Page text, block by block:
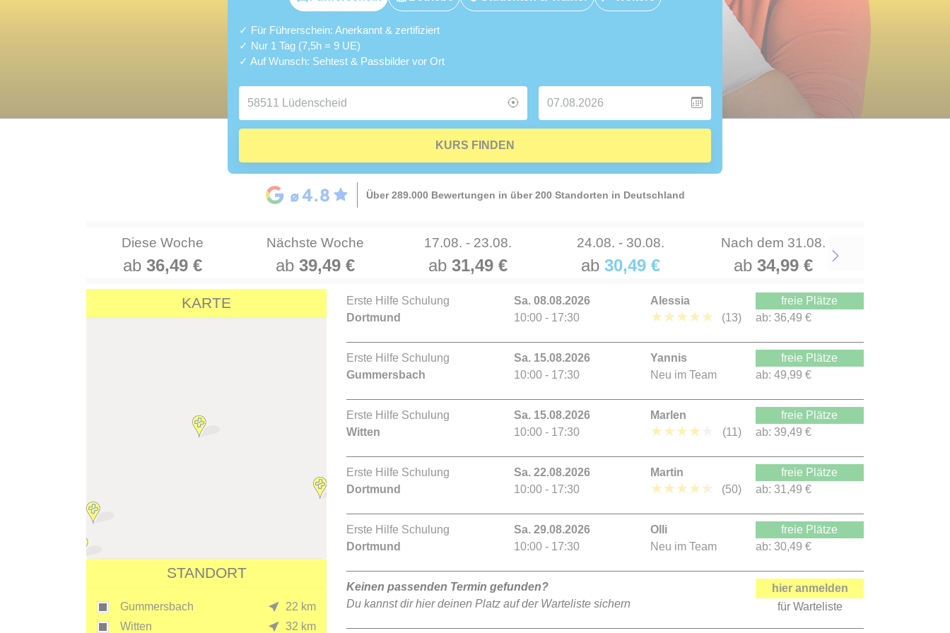
✓ Für Führerschein: Anerkannt & zertifiziert
✓ Nur 1 Tag (7,5h = 9 UE)
✓ Auf Wunsch: Sehtest & Passbilder vor Ort
KURS FINDEN
Über 289.000 Bewertungen in über 200 Standorten in Deutschland
Diese Woche
ab 36,49 €
Nächste Woche
ab 39,49 €
17.08. - 23.08.
ab 31,49 €
24.08. - 30.08.
ab 30,49 €
Nach dem 31.08.
ab 34,99 € Next
KARTE
STANDORT
Gummersbach
22 km
Witten
32 km
Erste Hilfe Schulung
Dortmund
Sa. 08.08.2026
10:00 - 17:30
Alessia
★★★★★ (13)
freie Plätze
ab: 36,49 €
Erste Hilfe Schulung
Gummersbach
Sa. 15.08.2026
10:00 - 17:30
Yannis
Neu im Team
freie Plätze
ab: 49,99 €
Erste Hilfe Schulung
Witten
Sa. 15.08.2026
10:00 - 17:30
Marlen
★★★★ (11)
freie Plätze
ab: 39,49 €
Erste Hilfe Schulung
Dortmund
Sa. 22.08.2026
10:00 - 17:30
Martin
★★★★★ (50)
freie Plätze
ab: 31,49 €
Erste Hilfe Schulung
Dortmund
Sa. 29.08.2026
10:00 - 17:30
Olli
Neu im Team
freie Plätze
ab: 30,49 €
Keinen passenden Termin gefunden?
Du kannst dir hier deinen Platz auf der Warteliste sichern
hier anmelden
für Warteliste